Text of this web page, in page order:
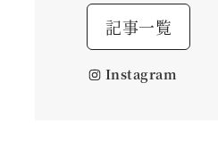
記事一覧
Instagram